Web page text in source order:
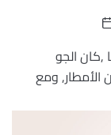
الجو
الأمطار, ومع